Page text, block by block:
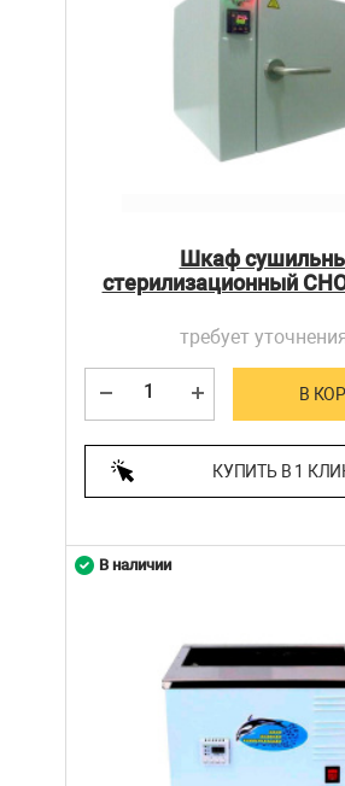
Шкаф
стерилизационный
требует
В
КУПИТЬ В 1
В наличии